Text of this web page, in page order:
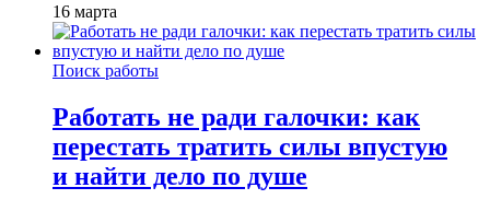
16 марта
Поиск работы
Работать не ради галочки: как
перестать тратить силы впустую
и найти дело по душе